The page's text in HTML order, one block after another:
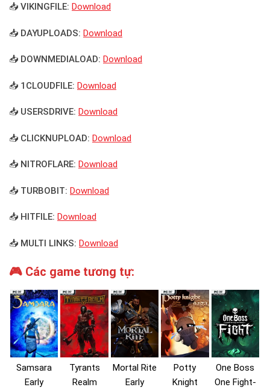
📥 VIKINGFILE: Download
📥 DAYUPLOADS: Download
📥 DOWNMEDIALOAD: Download
📥 1CLOUDFILE: Download
📥 USERSDRIVE: Download
📥 CLICKNUPLOAD: Download
📥 NITROFLARE: Download
📥 TURBOBIT: Download
📥 HITFILE: Download
📥 MULTI LINKS: Download
🎮 Các game tương tự:
Samsara
Early
Tyrants
Realm
Mortal Rite
Early
Potty
Knight
One Boss
One Fight-